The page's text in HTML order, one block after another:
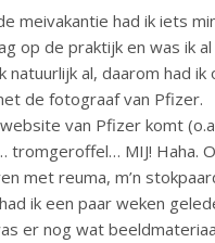
meivakantie had ik iets
op de praktijk en was ik
natuurlijk al, daarom had ik
de fotograaf van Pfizer.
van Pfizer komt
tromgeroffel… MIJ! Haha.
met reuma, m’n
ik een paar weken
er nog wat